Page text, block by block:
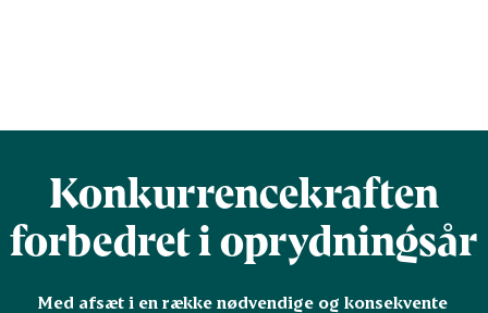
Konkurrencekraften
forbedret i oprydningsår
Med afsæt i en række nødvendige og konsekvente